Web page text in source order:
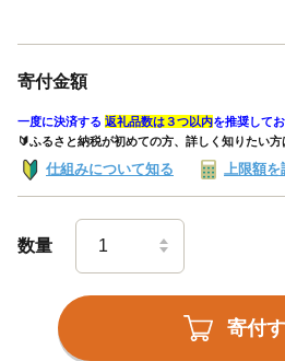
寄付金額
一度に決済する 返礼品数は３つ以内を推奨してお
🔰ふるさと納税が初めての方、詳しく知りたい方
仕組みについて知る 上限額
数量
寄付